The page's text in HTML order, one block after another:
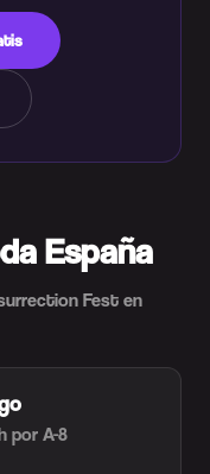
España
Fest en
por A-8